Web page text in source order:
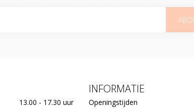
13.00 - 17.30 uur
INFORMATIE
Openingstijden